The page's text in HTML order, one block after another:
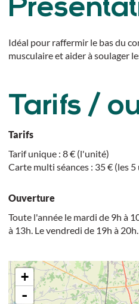
Idéal pour raffermir le bas du
musculaire et aider à soulager
Tarifs /
Tarifs
Tarif unique : 8 € (l'unité)
Carte multi séances : 35 € (les 5
Ouverture
Toute l'année le mardi de 9h à
à 13h. Le vendredi de 19h à 20h.
+
-